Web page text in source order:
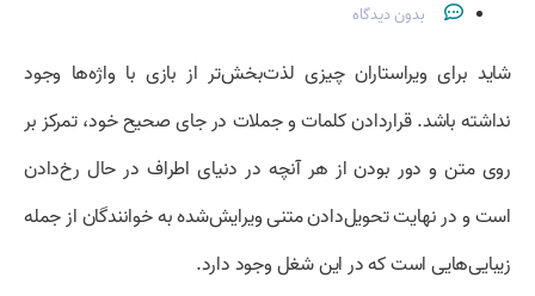
بدون دیدگاه
شاید برای ویراستاران چیزی لذت‌بخش‌تر از بازی با واژه‌ها وجود
نداشته باشد. قراردادن کلمات و جملات در جای صحیح خود، تمرکز بر
روی متن و دور بودن از هر آنچه در دنیای اطراف در حال رخ‌دادن
است و در نهایت تحویل‌دادن متنی ویرایش‌شده به خوانندگان از جمله
زیبایی‌هایی است که در این شغل وجود دارد.